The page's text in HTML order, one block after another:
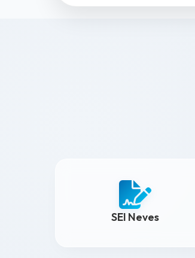
SEI Neves